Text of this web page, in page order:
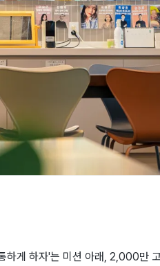
하게 하자'는 미션 아래, 2,000만